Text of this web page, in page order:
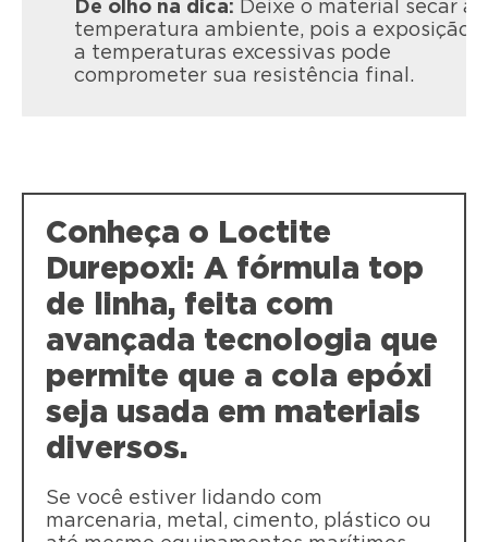
LOCTITE Durepoxi Líquido
Transparente e extraforte, o Durepoxi
Líquido é ideal para aplicações em
superfícies lisas, porosas ou irregulares.
De olho na dica: Deixe o material secar a
temperatura ambiente, pois a exposição
a temperaturas excessivas pode
comprometer sua resistência final.
Conheça o Loctite
Durepoxi: A fórmula top
de linha, feita com
avançada tecnologia que
permite que a cola epóxi
seja usada em materiais
diversos.
Se você estiver lidando com
marcenaria, metal, cimento, plástico ou